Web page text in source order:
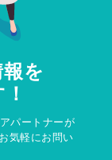
を
パートナーが
気軽にお問い